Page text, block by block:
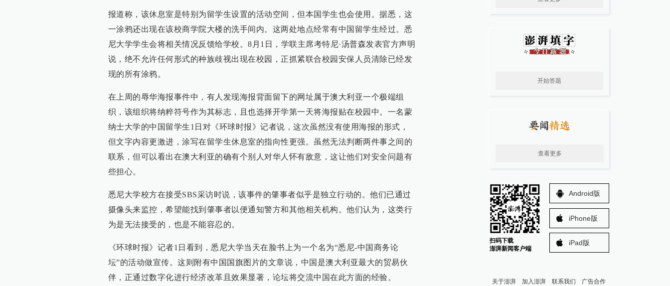
报道称，该休息室是特别为留学生设置的活动空间，但本国学生也会使用。据悉，这
一涂鸦还出现在该校商学院大楼的洗手间内。这两处地点经常有中国留学生经过。悉
尼大学学生会将相关情况反馈给学校。8月1日，学联主席考特尼·汤普森发表官方声明
说，绝不允许任何形式的种族歧视出现在校园，正抓紧联合校园安保人员清除已经发
现的所有涂鸦。
在上周的辱华海报事件中，有人发现海报背面留下的网址属于澳大利亚一个极端组
织，该组织将纳粹符号作为其标志，且也选择开学第一天将海报贴在校园中。一名蒙
纳士大学的中国留学生1日对《环球时报》记者说，这次虽然没有使用海报的形式，
但文字内容更激进，涂写在留学生休息室的指向性更强。虽然无法判断两件事之间的
联系，但可以看出在澳大利亚的确有个别人对华人怀有敌意，这让他们对安全问题有
些担心。
悉尼大学校方在接受SBS采访时说，该事件的肇事者似乎是独立行动的。他们已通过
摄像头来监控，希望能找到肇事者以便通知警方和其他相关机构。他们认为，这类行
为是无法接受的，也是不能容忍的。
《环球时报》记者1日看到，悉尼大学当天在脸书上为一个名为“悉尼-中国商务论
坛”的活动做宣传。这则附有中国国旗图片的文章说，中国是澳大利亚最大的贸易伙
伴，正通过数字化进行经济改革且效果显著，论坛将交流中国在此方面的经验。
开始答题
查看更多
扫码下载
澎湃新闻客户端
Android版
iPhone版
iPad版
关于澎湃 加入澎湃 联系我们 广告合作